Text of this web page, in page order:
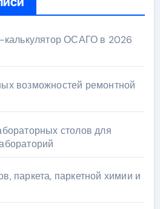
калькулятор ОСАГО в 2026
возможностей ремонтной
столов для
паркета, паркетной химии и